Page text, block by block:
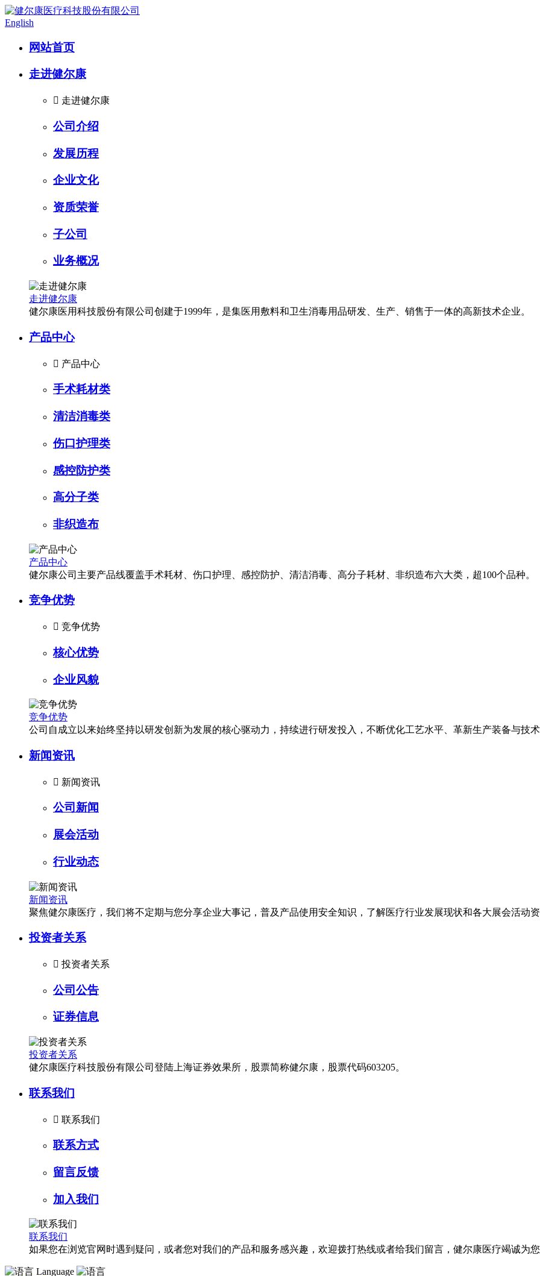
English
网站首页
走进健尔康
 走进健尔康
公司介绍
发展历程
企业文化
资质荣誉
子公司
业务概况
走进健尔康
健尔康医用科技股份有限公司创建于1999年，是集医用敷料和卫生消毒用品研发、生产、销售于一体的高新技术企业。
产品中心
 产品中心
手术耗材类
清洁消毒类
伤口护理类
感控防护类
高分子类
非织造布
产品中心
健尔康公司主要产品线覆盖手术耗材、伤口护理、感控防护、清洁消毒、高分子耗材、非织造布六大类，超100个品种。
竞争优势
 竞争优势
核心优势
企业风貌
竞争优势
公司自成立以来始终坚持以研发创新为发展的核心驱动力，持续进行研发投入，不断优化工艺水平、革新生产装备与技
新闻资讯
 新闻资讯
公司新闻
展会活动
行业动态
新闻资讯
聚焦健尔康医疗，我们将不定期与您分享企业大事记，普及产品使用安全知识，了解医疗行业发展现状和各大展会活动
投资者关系
 投资者关系
公司公告
证券信息
投资者关系
健尔康医疗科技股份有限公司登陆上海证券效果所，股票简称健尔康，股票代码603205。
联系我们
 联系我们
联系方式
留言反馈
加入我们
联系我们
如果您在浏览官网时遇到疑问，或者您对我们的产品和服务感兴趣，欢迎拨打热线或者给我们留言，健尔康医疗竭诚为
Language